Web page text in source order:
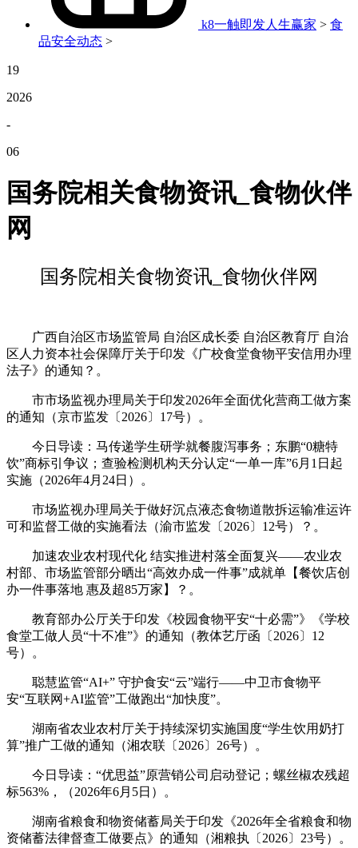
k8一触即发人生赢家 > 食
品安全动态 >
19
2026
-
06
国务院相关食物资讯_食物伙伴
网
国务院相关食物资讯_食物伙伴网
广西自治区市场监管局 自治区成长委 自治区教育厅 自治
区人力资本社会保障厅关于印发《广校食堂食物平安信用办理
法子》的通知？。
市市场监视办理局关于印发2026年全面优化营商工做方案
的通知（京市监发〔2026〕17号）。
今日导读：马传递学生研学就餐腹泻事务；东鹏“0糖特
饮”商标引争议；查验检测机构天分认定“一单一库”6月1日起
实施（2026年4月24日）。
市场监视办理局关于做好沉点液态食物道散拆运输准运许
可和监督工做的实施看法（渝市监发〔2026〕12号）？。
加速农业农村现代化 结实推进村落全面复兴——农业农
村部、市场监管部分晒出“高效办成一件事”成就单【餐饮店创
办一件事落地 惠及超85万家】？。
教育部办公厅关于印发《校园食物平安“十必需”》《学校
食堂工做人员“十不准”》的通知（教体艺厅函〔2026〕12
号）。
聪慧监管“AI+” 守护食安“云”端行——中卫市食物平
安“互联网+AI监管”工做跑出“加快度”。
湖南省农业农村厅关于持续深切实施国度“学生饮用奶打
算”推广工做的通知（湘农联〔2026〕26号）。
今日导读：“优思益”原营销公司启动登记；螺丝椒农残超
标563%，（2026年6月5日）。
湖南省粮食和物资储蓄局关于印发《2026年全省粮食和物
资储蓄法律督查工做要点》的通知（湘粮执〔2026〕23号）。